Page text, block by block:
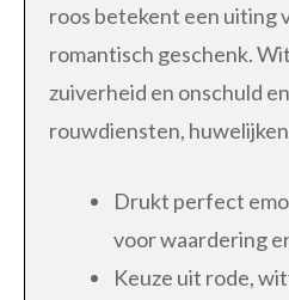
roos betekent een uiting
romantisch geschenk.
zuiverheid en onschuld
rouwdiensten,
Drukt perfect
voor waardering
Keuze uit rode,